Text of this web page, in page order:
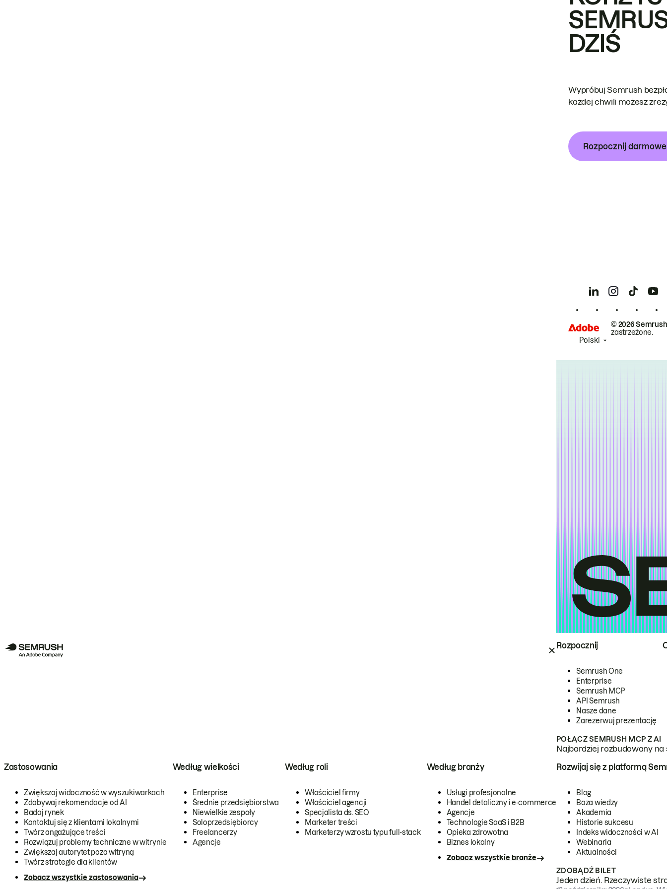
Rozpocznij
Semrush One
Enterprise
Semrush MCP
API Semrush
Nasze dane
Zarezerwuj prezentację
POŁĄCZ SEMRUSH MCP Z AI
Najbardziej rozbudowany
Zastosowania
Zwiększaj widoczność w wyszukiwarkach
Zdobywaj rekomendacje od AI
Badaj rynek
Kontaktuj się z klientami lokalnymi
Twórz angażujące treści
Rozwiązuj problemy techniczne w witrynie
Zwiększaj autorytet poza witryną
Twórz strategie dla klientów
Zobacz wszystkie zastosowania
Według wielkości
Enterprise
Średnie przedsiębiorstwa
Niewielkie zespoły
Soloprzedsiębiorcy
Freelancerzy
Agencje
Według roli
Właściciel firmy
Właściciel agencji
Specjalista ds. SEO
Marketer treści
Marketerzy wzrostu typu full-stack
Według branży
Usługi profesjonalne
Handel detaliczny i e-commerce
Agencje
Technologie SaaS i B2B
Opieka zdrowotna
Biznes lokalny
Zobacz wszystkie branże
Rozwijaj się z platformą
Blog
Baza wiedzy
Akademia
Historie sukcesu
Indeks widoczności w AI
Webinaria
Aktualności
ZDOBĄDŹ BILET
Jeden dzień. Rzeczywiste
DZIŚ
Wypróbuj Semrush
każdej chwili możesz
Rozpocznij
© 2026
zastrzeżone.
Polski